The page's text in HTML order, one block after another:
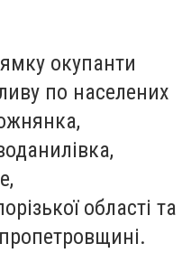
окупанти
по населених
області та